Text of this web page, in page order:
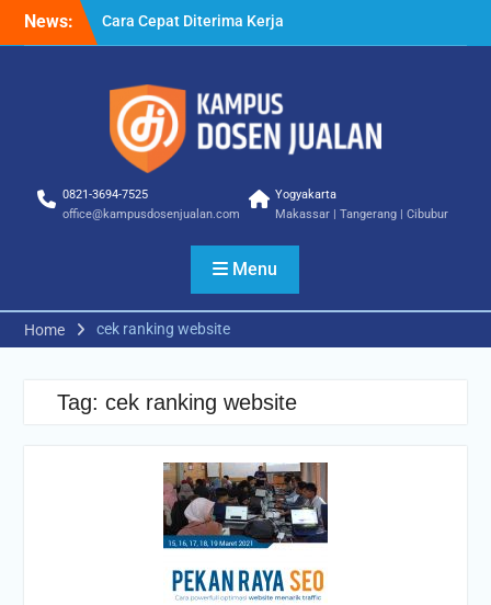
News:
Cara Cepat Diterima Kerja
– Tips Praktis yang Bisa
Cara Biar Dapat Pekerjaan
– Panduan Lengkap untuk
Pencari Kerja
Cara Dapat Pekerjaan –
Memperbesar Peluang
0821-3694-7525
office@kampusdosenjualan.com
Yogyakarta
Makassar | Tangerang | Cibubur
Menu
Home cek ranking website
Tag: cek ranking website